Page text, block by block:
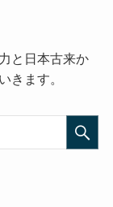
と日本古来か
きます。